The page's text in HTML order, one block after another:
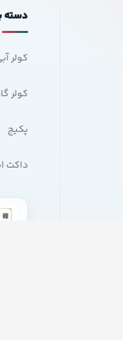
دسته
کولر
کولر
پکیج
داکت